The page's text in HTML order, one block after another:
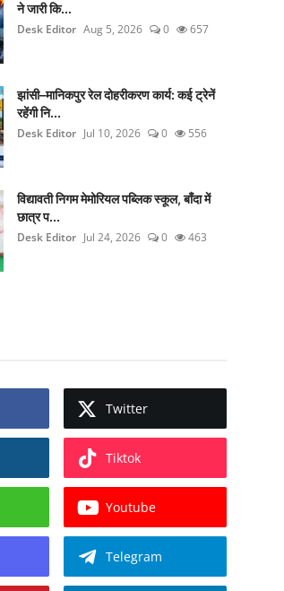
ने जारी कि...
Desk Editor Aug 5, 2026 0 657
झांसी–मानिकपुर रेल दोहरीकरण कार्य: कई ट्रेनें
रहेंगी नि...
Desk Editor Jul 10, 2026 0 556
विद्यावती निगम मेमोरियल पब्लिक स्कूल, बाँदा में
छात्र प...
Desk Editor Jul 24, 2026 0 463
Twitter
Tiktok
Youtube
Telegram